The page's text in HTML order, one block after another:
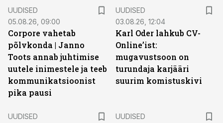
UUDISED
05.08.26, 09:00
Corpore vahetab
põlvkonda | Janno
Toots annab juhtimise
uutele inimestele ja teeb
kommunikatsioonist
pika pausi
UUDISED
03.08.26, 12:04
Karl Oder lahkub CV-
Online’ist:
mugavustsoon on
turundaja karjääri
suurim komistuskivi
UUDISED
UUDISED